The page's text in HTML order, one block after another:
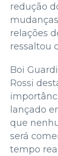
redução
relações
ressaltou
Boi
Rossi
lançado
que
será
tempo